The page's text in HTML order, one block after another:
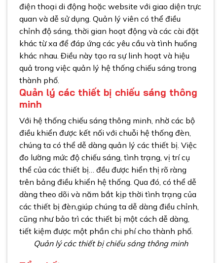
điện thoại di động hoặc website với giao diện trực
quan và dễ sử dụng. Quản lý viên có thể điều
chỉnh độ sáng, thời gian hoạt động và các cài đặt
khác từ xa để đáp ứng các yêu cầu và tình huống
khác nhau. Điều này tạo ra sự linh hoạt và hiệu
quả trong việc quản lý hệ thống chiếu sáng trong
thành phố.
Quản lý các thiết bị chiếu sáng thông
minh
Với hệ thống chiếu sáng thông minh, nhờ các bộ
điều khiển được kết nối với chuỗi hệ thống đèn,
chúng ta có thể dễ dàng quản lý các thiết bị. Việc
đo lường mức độ chiếu sáng, tình trạng, vị trí cụ
thể của các thiết bị… đều được hiển thị rõ ràng
trên bảng điều khiển hệ thống. Qua đó, có thể dễ
dàng theo dõi và năm bắt kịp thời tình trạng của
các thiết bị đèn,giúp chúng ta dễ dàng điều chỉnh,
cũng như bảo trì các thiết bị một cách dễ dàng,
tiết kiệm được một phần chi phí cho thành phố.
Quản lý các thiết bị chiếu sáng thông minh